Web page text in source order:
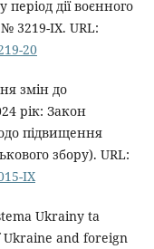
дії воєнного
3219-IX. URL:
20
змін до
рік: Закон
підвищення
збору). URL:
IX
Ukrainy ta
and foreign